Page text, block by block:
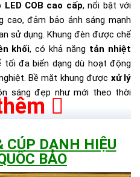
LED COB cao cấp, nổi bật với
cao, đảm bảo ánh sáng mạnh
sử dụng. Khung đèn được chế
khối, có khả năng tản nhiệt
tối đa biến dạng dù hoạt động
Bề mặt khung được xử lý
sáng đẹp như mới theo thời
LED bên trong. Ngoài ra,
hợp giúp phân bố ánh sáng
ngõ xóm hay khu vực công
CÚP DANH HIỆU
BẢO